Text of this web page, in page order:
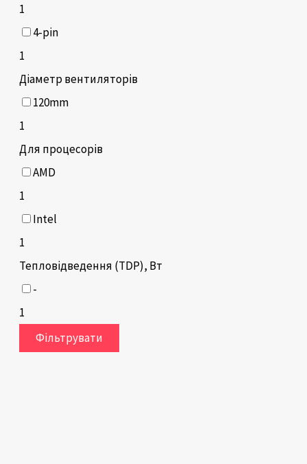
1
4-pin
1
Діаметр вентиляторів
120mm
1
Для процесорів
AMD
1
Intel
1
Тепловідведення (TDP), Вт
-
1
Фільтрувати